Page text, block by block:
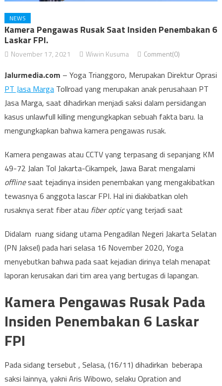
NEWS
Kamera Pengawas Rusak Saat Insiden Penembakan 6
Laskar FPI.
November 17, 2021 Wiwin Kusuma Comment(0)
Jalurmedia.com – Yoga Trianggoro, Merupakan Direktur Oprasi
PT Jasa MargaTollroad yang merupakan anak perusahaan PT
Jasa Marga, saat dihadirkan menjadi saksi dalam persidangan
kasus unlawfull killing mengungkapkan sebuah fakta baru. Ia
mengungkapkan bahwa kamera pengawas rusak.
Kamera pengawas atau CCTV yang terpasang di sepanjang KM
49-72 Jalan Tol Jakarta-Cikampek, Jawa Barat mengalami
offlinesaat tejadinya insiden penembakan yang mengakibatkan
tewasnya 6 anggota lascar FPI.Hal ini diakibatkan oleh
rusaknya serat fiber atau fiber opticyang terjadi saat
Didalam ruang sidang utama Pengadilan Negeri Jakarta Selatan
(PN Jaksel) pada hari selasa 16 November 2020, Yoga
menyebutkan bahwa pada saat kejadian dirinya telah menapat
laporan kerusakan dari tim area yang bertugas di lapangan.
Kamera Pengawas Rusak Pada
Insiden Penembakan 6 Laskar
FPI
Pada sidang tersebut , Selasa, (16/11) dihadirkan beberapa
saksi lainnya, yakni Aris Wibowo, selaku Opration and